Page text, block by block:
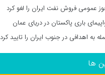
عمومی فروش نفت ایران را لغو کرد
باری پاکستان در دریای عمان
به اهدافی در جنوب ایران را تایید کرد
ها